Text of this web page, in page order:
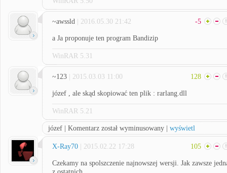
~awssld | 2016.05.30 21:42 -5
a Ja proponuje ten program Bandizip
WinRAR 5.31
~123 | 2015.03.03 11:00 128
józef , ale skąd skopiować ten plik : rarlang.dll
WinRAR 5.21
józef | Komentarz został wyminusowany | wyświetl
X-Ray70 | 2015.02.22 17:28 105
Czekamy na spolszczenie najnowszej wersji. Jak zawsze